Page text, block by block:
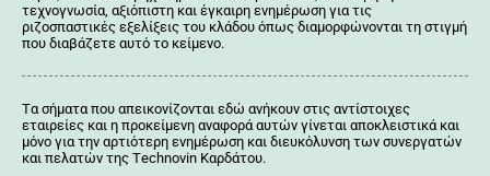
τεχνογνωσία, αξιόπιστη και έγκαιρη ενημέρωση για τις
ριζοσπαστικές εξελίξεις του κλάδου όπως διαμορφώνονται τη στιγμή
που διαβάζετε αυτό το κείμενο.
Tα σήματα που απεικονίζονται εδώ ανήκουν στις αντίστοιχες
εταιρείες και η προκείμενη αναφορά αυτών γίνεται αποκλειστικά και
μόνο για την αρτιότερη ενημέρωση και διευκόλυνση των συνεργατών
και πελατών της Τechnovin Kαρδάτου.